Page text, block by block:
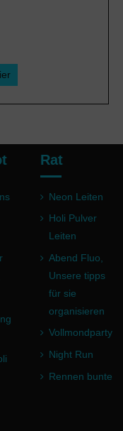
Rat
Neon Leiten
Holi Pulver
Leiten
Abend Fluo,
Unsere tipps
für sie
organisieren
Vollmondparty
Night Run
Rennen bunte